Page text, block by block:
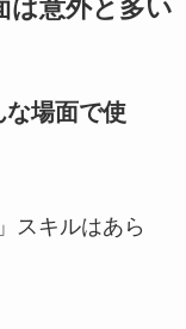
は意外と多い
場面で使
スキルはあら